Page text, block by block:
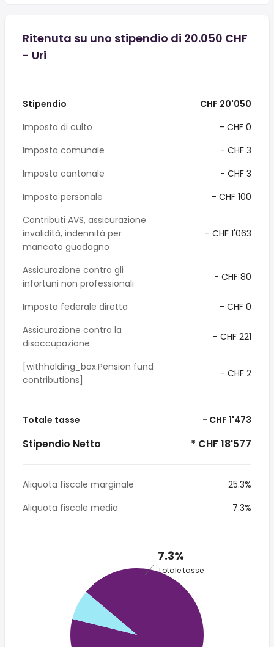
Ritenuta su uno stipendio di 20.050 CHF
- Uri
Stipendio
CHF 20'050
Imposta di culto
- CHF 0
Imposta comunale
- CHF 3
Imposta cantonale
- CHF 3
Imposta personale
- CHF 100
Contributi AVS, assicurazione
invalidità, indennità per
mancato guadagno
- CHF 1'063
Assicurazione contro gli
infortuni non professionali
- CHF 80
Imposta federale diretta
- CHF 0
Assicurazione contro la
disoccupazione
- CHF 221
[withholding_box.Pension fund
contributions]
- CHF 2
Totale tasse - CHF 1'473
Stipendio Netto * CHF 18'577
Aliquota fiscale marginale
25.3%
Aliquota fiscale media
7.3%
7.3%
Totale tasse